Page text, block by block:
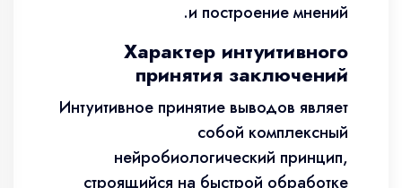
и построение мнений.
Характер интуитивного
принятия заключений
Интуитивное принятие выводов являет
собой комплексный
нейробиологический принцип,
строящийся на быстрой обработке